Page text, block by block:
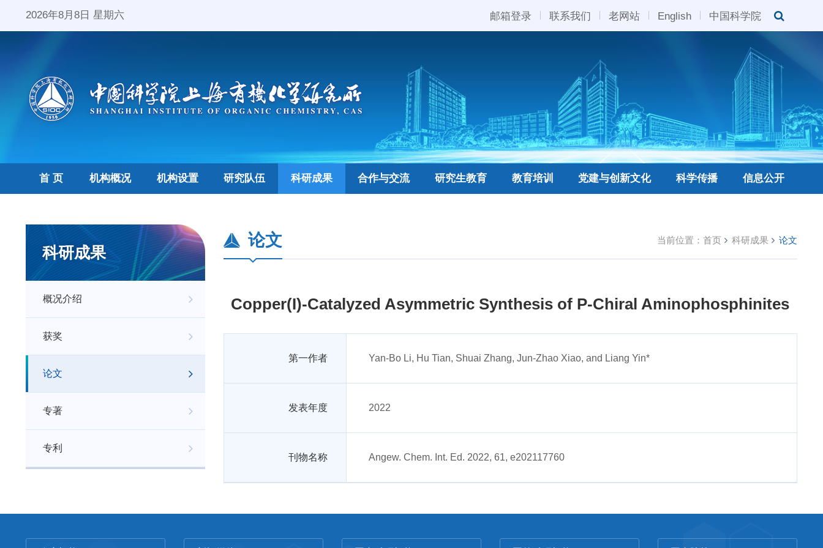
2026年8月8日 星期六 邮箱登录 联系我们 老网站 English 中国科学院
首 页 机构概况 机构设置 研究队伍 科研成果 合作与交流 研究生教育 教育培训 党建与创新文化 科学传播 信息公开
科研成果
概况介绍
获奖
论文
专著
专利
当前位置： 首页 科研成果 论文
论文
Copper(I)-Catalyzed Asymmetric Synthesis of P-Chiral Aminophosphinites
第一作者 Yan-Bo Li, Hu Tian, Shuai Zhang, Jun-Zhao Xiao, and Liang Yin*
发表年度 2022
刊物名称 Angew. Chem. Int. Ed. 2022, 61, e202117760